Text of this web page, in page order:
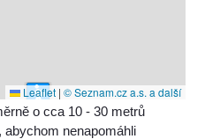
Leaflet | © Seznam.cz a.s. a další
o cca 10 - 30 metrů
nenapomáhli